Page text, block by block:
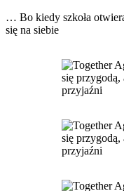
… Bo kiedy szkoła
się na siebie